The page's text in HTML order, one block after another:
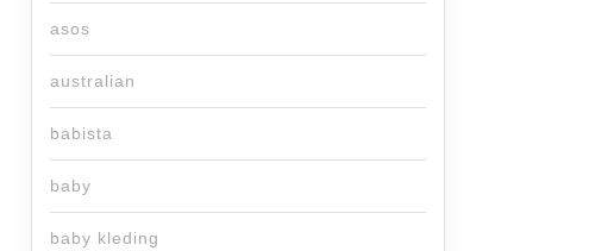
asos
australian
babista
baby
baby kleding